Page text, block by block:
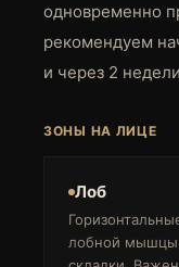
одновременно
рекомендуем
и через 2
ЗОНЫ НА ЛИЦЕ
Лоб
лобной мышцы